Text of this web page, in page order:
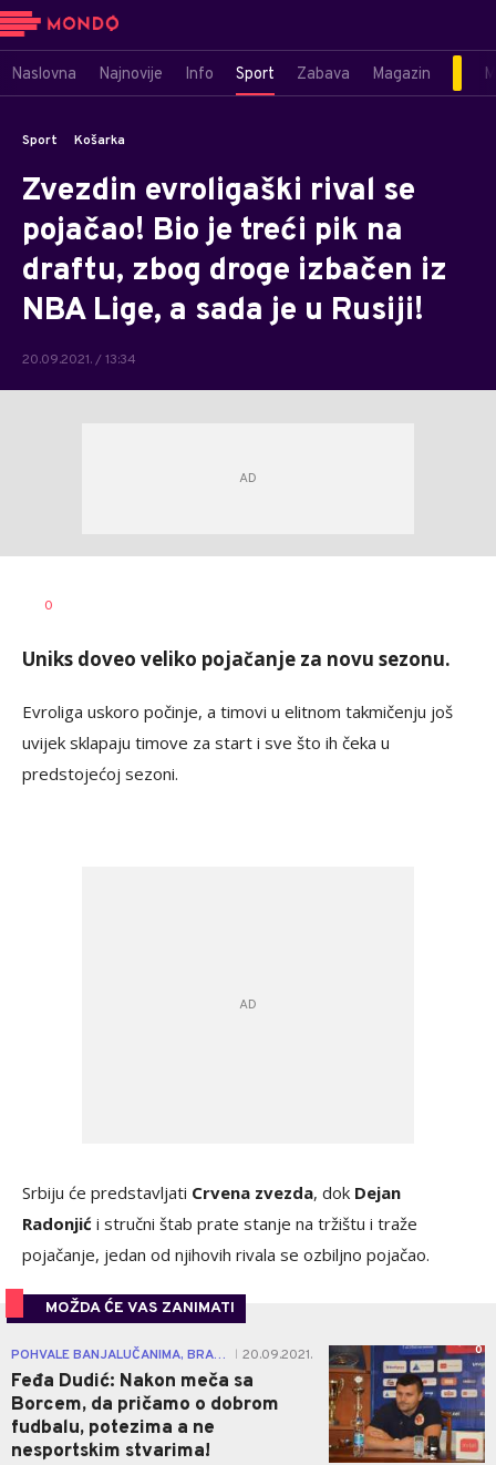
Naslovna Najnovije Info Sport Zabava Magazin
Sport Košarka
Zvezdin evroligaški rival se
pojačao! Bio je treći pik na
draftu, zbog droge izbačen iz
NBA Lige, a sada je u Rusiji!
20.09.2021. / 13:34
AUTOR
0
Uniks doveo veliko pojačanje za novu sezonu.
Evroliga uskoro počinje, a timovi u elitnom takmičenju još
uvijek sklapaju timove za start i sve što ih čeka u
predstojećoj sezoni.
Srbiju će predstavljati Crvena zvezda, dok Dejan
Radonjić i stručni štab prate stanje na tržištu i traže
pojačanje, jedan od njihovih rivala se ozbiljno pojačao.
MOŽDA ĆE VAS ZANIMATI
POHVALE BANJALUČANIMA, BRANDAO NEĆE IGRATI! 20.09.2021.
Feđa Dudić: Nakon meča sa
Borcem, da pričamo o dobrom
fudbalu, potezima a ne
nesportskim stvarima!
0